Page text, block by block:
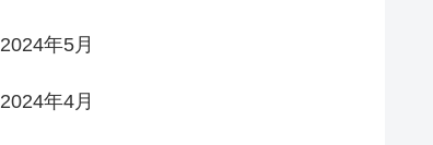
2024年5月
2024年4月